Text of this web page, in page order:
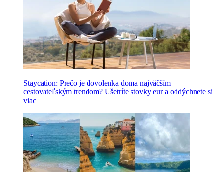
Staycation: Prečo je dovolenka doma najväčším
cestovateľským trendom? Ušetríte stovky eur a oddýchnete si
viac